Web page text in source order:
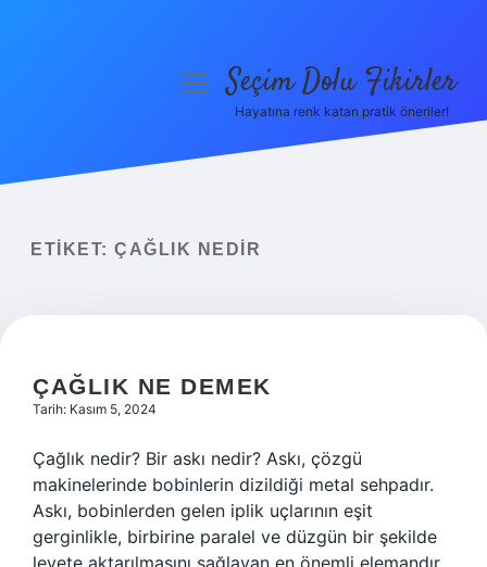
Yasal Uyarı
menüyüSeçim Dolu Fikirler
Hayatına renk katan pratik öneriler!
ETIKET: ÇAĞLIK NEDIR
ÇAĞLIK NE DEMEK
Tarih: Kasım 5, 2024
Çağlık nedir? Bir askı nedir? Askı, çözgü
makinelerinde bobinlerin dizildiği metal sehpadır.
Askı, bobinlerden gelen iplik uçlarının eşit
gerginlikle, birbirine paralel ve düzgün bir şekilde
levete aktarılmasını sağlayan en önemli elemandır.